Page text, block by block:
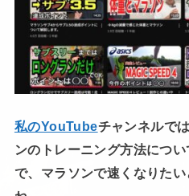
私のYouTubeチャンネルで
ンのトレーニング方法につ
で、マラソンで速くなりた